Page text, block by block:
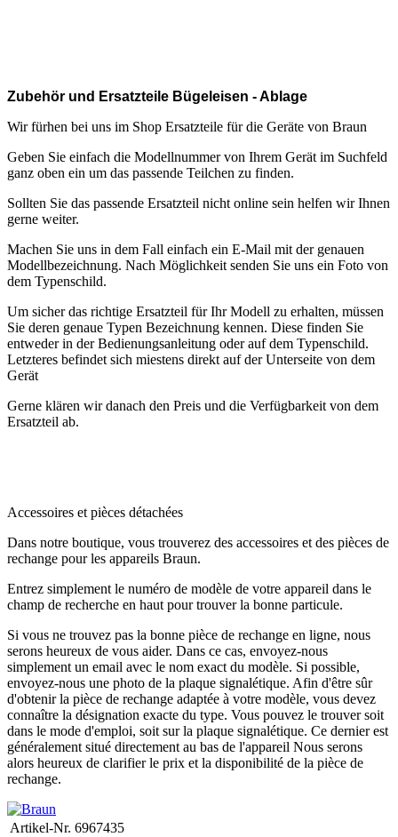
Zubehör und Ersatzteile Bügeleisen - Ablage
Wir fürhen bei uns im Shop Ersatzteile für die Geräte von Braun
Geben Sie einfach die Modellnummer von Ihrem Gerät im Suchfeld
ganz oben ein um das passende Teilchen zu finden.
Sollten Sie das passende Ersatzteil nicht online sein helfen wir Ihnen
gerne weiter.
Machen Sie uns in dem Fall einfach ein E-Mail mit der genauen
Modellbezeichnung. Nach Möglichkeit senden Sie uns ein Foto von
dem Typenschild.
Um sicher das richtige Ersatzteil für Ihr Modell zu erhalten, müssen
Sie deren genaue Typen Bezeichnung kennen. Diese finden Sie
entweder in der Bedienungsanleitung oder auf dem Typenschild.
Letzteres befindet sich miestens direkt auf der Unterseite von dem
Gerät
Gerne klären wir danach den Preis und die Verfügbarkeit von dem
Ersatzteil ab.
Accessoires et pièces détachées
Dans notre boutique, vous trouverez des accessoires et des pièces de
rechange pour les appareils Braun.
Entrez simplement le numéro de modèle de votre appareil dans le
champ de recherche en haut pour trouver la bonne particule.
Si vous ne trouvez pas la bonne pièce de rechange en ligne, nous
serons heureux de vous aider. Dans ce cas, envoyez-nous
simplement un email avec le nom exact du modèle. Si possible,
envoyez-nous une photo de la plaque signalétique. Afin d'être sûr
d'obtenir la pièce de rechange adaptée à votre modèle, vous devez
connaître la désignation exacte du type. Vous pouvez le trouver soit
dans le mode d'emploi, soit sur la plaque signalétique. Ce dernier est
généralement situé directement au bas de l'appareil Nous serons
alors heureux de clarifier le prix et la disponibilité de la pièce de
rechange.
Artikel-Nr. 6967435